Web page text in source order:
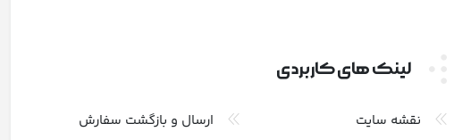
لینک های کاربردی
نقشه سایت
ارسال و بازگشت سفارش